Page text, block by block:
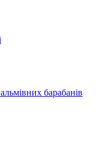
барабанів